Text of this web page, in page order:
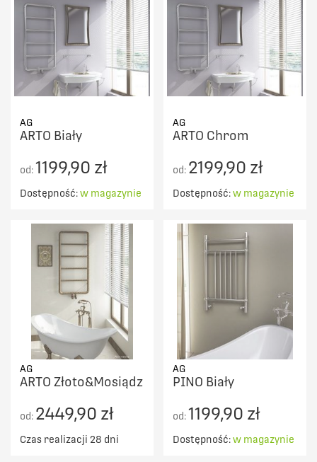
AG
ARTO Biały
od:1199,90 zł
Dostępność:w magazynie
AG
ARTO Chrom
od: 2199,90 zł
Dostępność:w magazynie
AG
ARTO Złoto&Mosiądz
od: 2449,90 zł
Czas realizacji 28 dni
AG
PINO Biały
od:1199,90 zł
Dostępność:w magazynie